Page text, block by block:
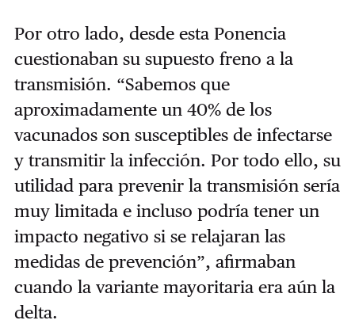
Por otro lado, desde esta Ponencia
cuestionaban su supuesto freno a la
transmisión. “Sabemos que
aproximadamente un 40% de los
vacunados son susceptibles de infectarse
y transmitir la infección. Por todo ello, su
utilidad para prevenir la transmisión sería
muy limitada e incluso podría tener un
impacto negativo si se relajaran las
medidas de prevención”, afirmaban
cuando la variante mayoritaria era aún la
delta.